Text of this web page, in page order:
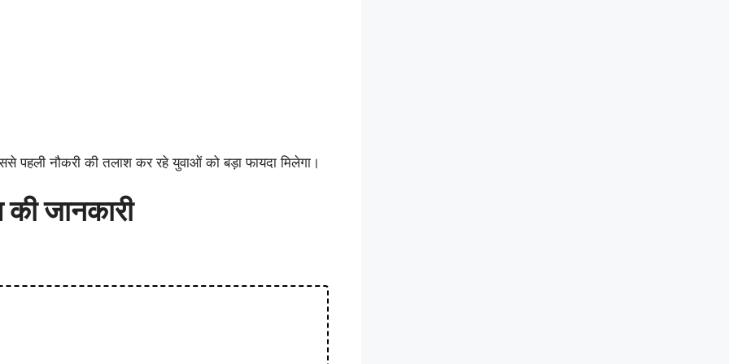
पहली नौकरी की तलाश कर रहे युवाओं को बड़ा फायदा मिलेगा।
जानकारी